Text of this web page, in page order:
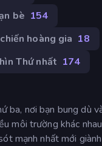
bè 154
hoàng gia 18
Thứ nhất 174
nơi bạn bung dù
môi trường khác
mạnh nhất mới